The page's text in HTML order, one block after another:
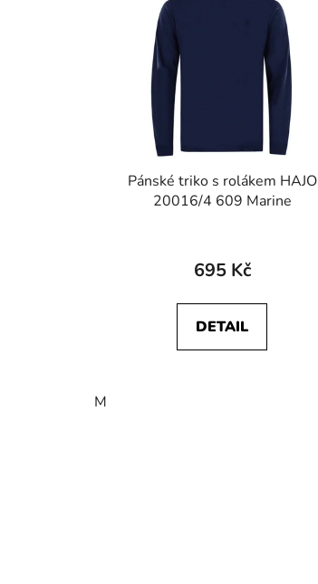
Pánské triko s rolákem HAJO
20016/4 609 Marine
695 Kč
DETAIL
M